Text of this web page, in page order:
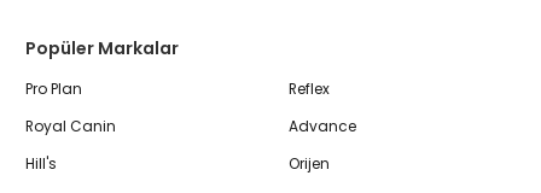
Popüler Markalar
Pro Plan
Royal Canin
Hill's
Reflex
Advance
Orijen